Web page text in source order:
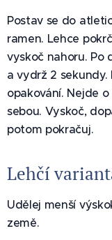
Postav se do
ramen. Lehce
vyskoč nahoru. Po
a vydrž 2
opakování. Nejde
sebou. Vyskoč,
potom pokračuj.
Lehčí
Udělej menší
země.